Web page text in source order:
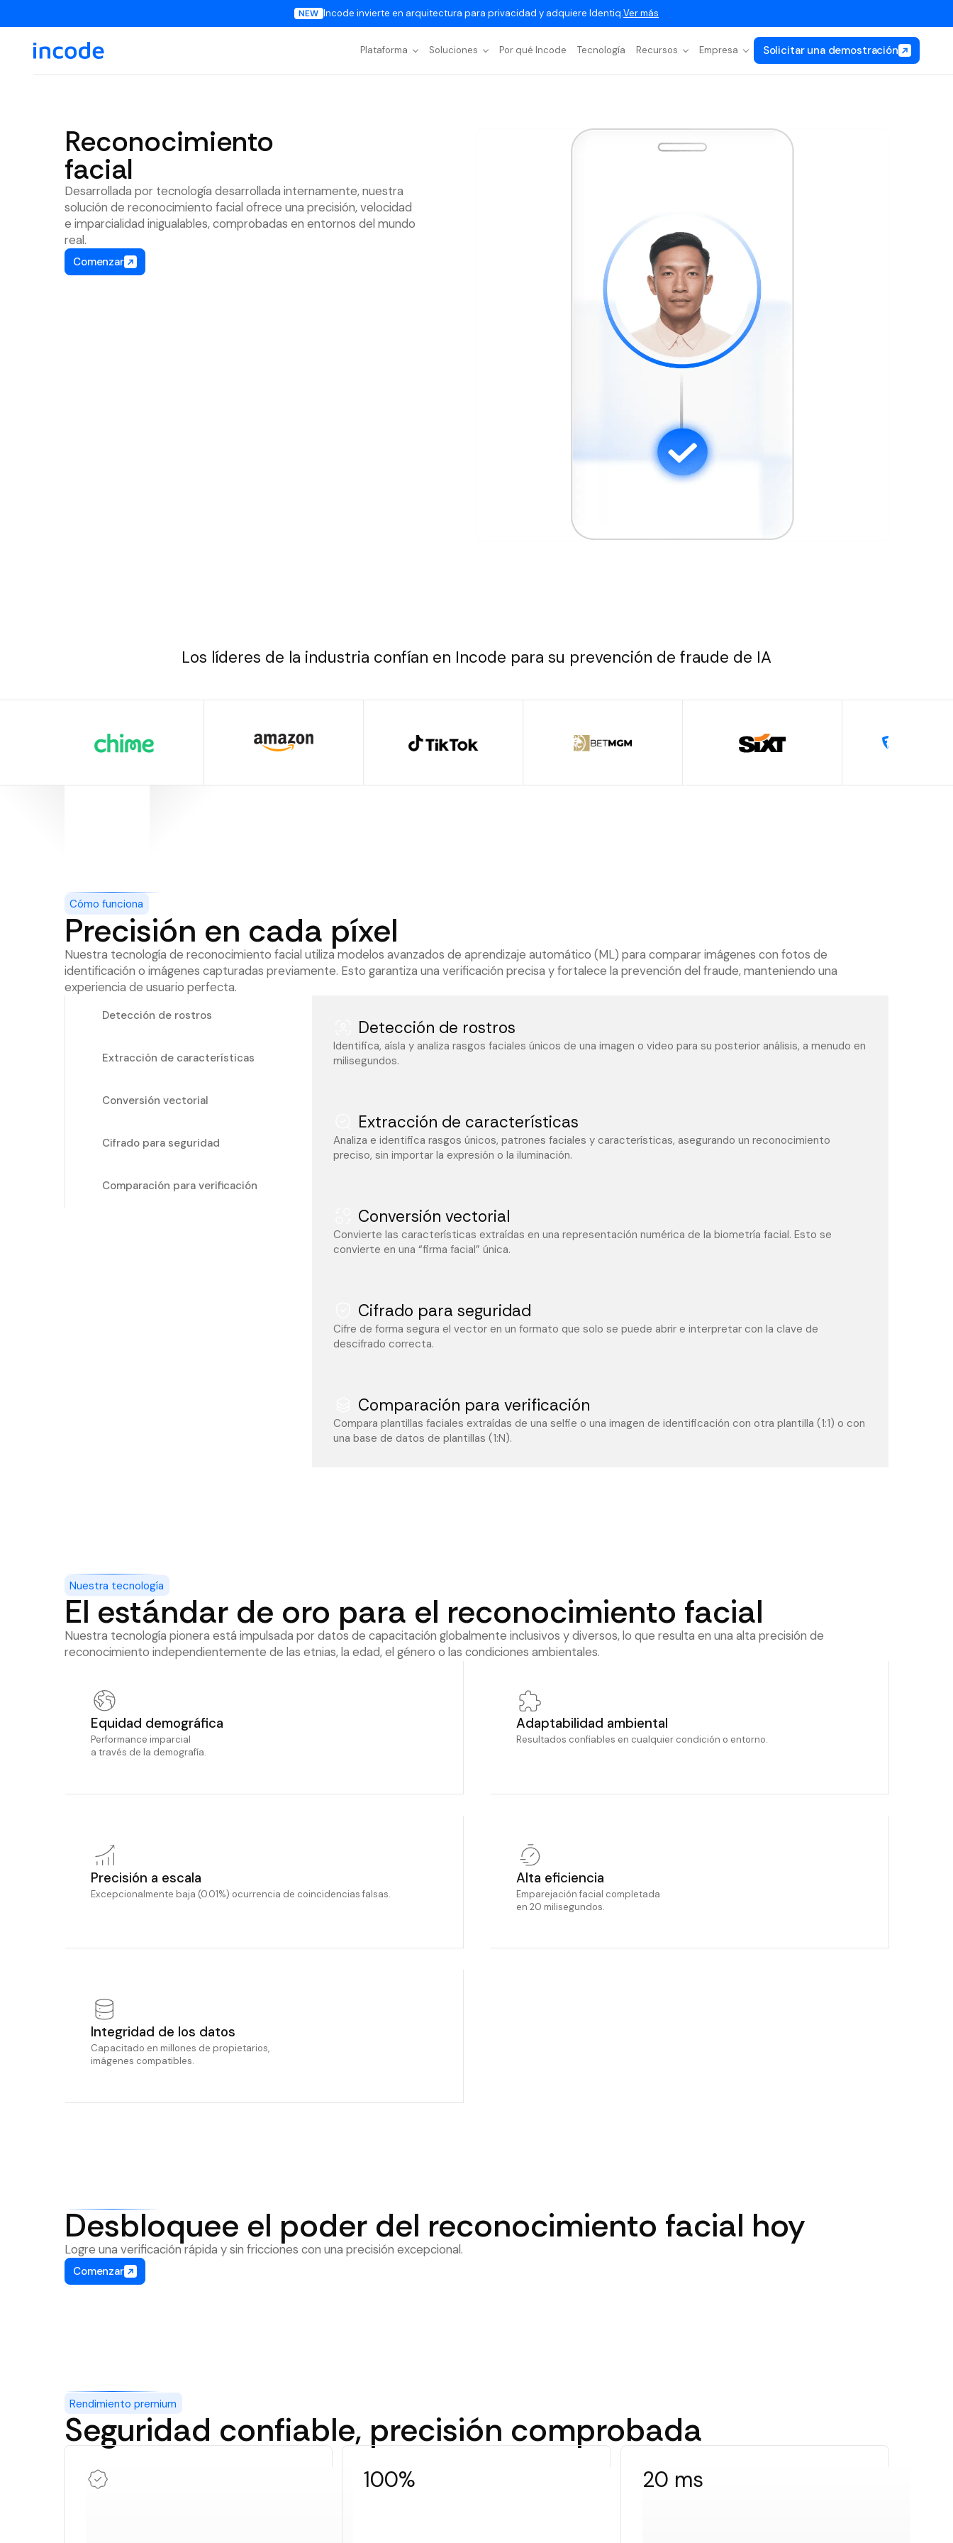
Incode invierte en arquitectura para privacidad y adquiere Identiq.Ver más
Plataforma Soluciones Por qué Incode Tecnología Recursos Empresa Solicitar una demostración
Reconocimiento
facial
Desarrollada por tecnología desarrollada internamente, nuestra
solución de reconocimiento facial ofrece una precisión, velocidad
e imparcialidad inigualables, comprobadas en entornos del mundo
real.
Comenzar
Los líderes de la industria confían en Incode para su prevención de fraude de IA
Cómo funciona
Precisión en cada píxel
Nuestra tecnología de reconocimiento facial utiliza modelos avanzados de aprendizaje automático (ML) para comparar imágenes con fotos de
identificación o imágenes capturadas previamente. Esto garantiza una verificación precisa y fortalece la prevención del fraude, manteniendo una
experiencia de usuario perfecta.
Detección de rostros
Extracción de características
Conversión vectorial
Cifrado para seguridad
Comparación para verificación
Detección de rostros
Identifica, aísla y analiza rasgos faciales únicos de una imagen o video para su posterior análisis, a menudo en
milisegundos.
Extracción de características
Analiza e identifica rasgos únicos, patrones faciales y características, asegurando un reconocimiento
preciso, sin importar la expresión o la iluminación.
Conversión vectorial
Convierte las características extraídas en una representación numérica de la biometría facial. Esto se
convierte en una “firma facial” única.
Cifrado para seguridad
Cifre de forma segura el vector en un formato que solo se puede abrir e interpretar con la clave de
descifrado correcta.
Comparación para verificación
Compara plantillas faciales extraídas de una selfie o una imagen de identificación con otra plantilla (1:1) o con
una base de datos de plantillas (1:N).
Nuestra tecnología
El estándar de oro para el reconocimiento facial
Nuestra tecnología pionera está impulsada por datos de capacitación globalmente inclusivos y diversos, lo que resulta en una alta precisión de
reconocimiento independientemente de las etnias, la edad, el género o las condiciones ambientales.
Equidad demográfica
Performance imparcial
a través de la demografía.
Adaptabilidad ambiental
Resultados confiables en cualquier condición o entorno.
Precisión a escala
Excepcionalmente baja (0.01%) ocurrencia de coincidencias falsas.
Alta eficiencia
Emparejación facial completada
en 20 milisegundos.
Integridad de los datos
Capacitado en millones de propietarios,
imágenes compatibles.
Desbloquee el poder del reconocimiento facial hoy
Logre una verificación rápida y sin fricciones con una precisión excepcional.
Comenzar
Rendimiento premium
Seguridad confiable, precisión comprobada
100% 20 ms